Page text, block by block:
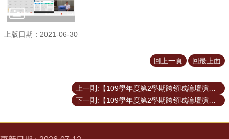
上版日期：2021-06-30
回上一頁 回最上面